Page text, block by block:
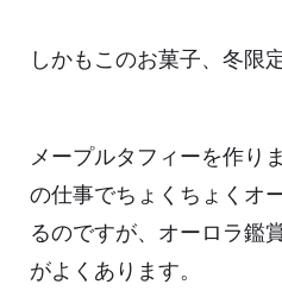
しかもこのお菓子、冬限
メープルタフィーを作
の仕事でちょくちょくオ
るのですが、オーロラ鑑
がよくあります。